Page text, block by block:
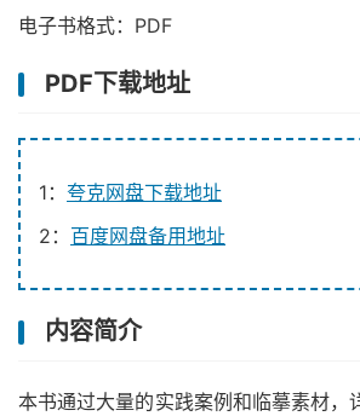
电子书格式：PDF
PDF下载地址
1： 夸克网盘下载地址
2： 百度网盘备用地址
内容简介
本书通过大量的实践案例和临摹素材，